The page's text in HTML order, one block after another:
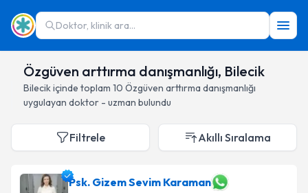
Doktor, klinik ara...
Özgüven arttırma danışmanlığı, Bilecik
Bilecikiçinde toplam 10 Özgüven arttırma danışmanlığı
uygulayan doktor - uzman bulundu
Filtrele Akıllı Sıralama
Psk. Gizem Sevim Karaman